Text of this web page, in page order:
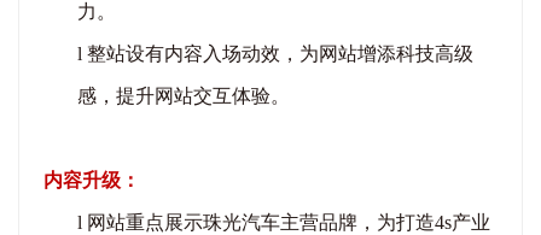
力。
l 整站设有内容入场动效，为网站增添科技高级
感，提升网站交互体验。
内容升级：
l 网站重点展示珠光汽车主营品牌，为打造4s产业